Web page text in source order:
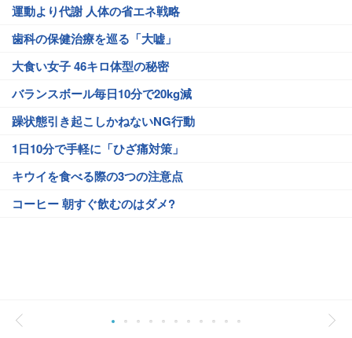
運動より代謝 人体の省エネ戦略
歯科の保健治療を巡る「大嘘」
大食い女子 46キロ体型の秘密
バランスボール毎日10分で20kg減
躁状態引き起こしかねないNG行動
1日10分で手軽に「ひざ痛対策」
キウイを食べる際の3つの注意点
コーヒー 朝すぐ飲むのはダメ?